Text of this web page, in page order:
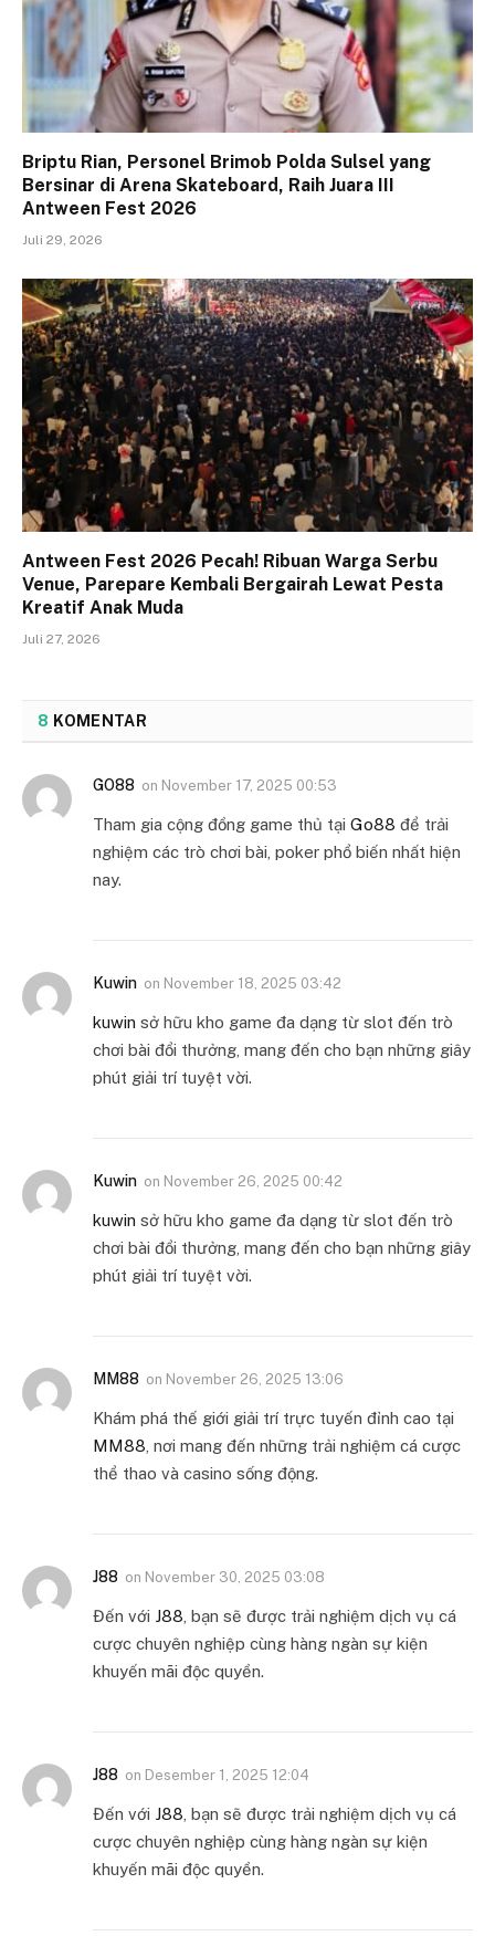
Briptu Rian, Personel Brimob Polda Sulsel yang
Bersinar di Arena Skateboard, Raih Juara III
Antween Fest 2026
Juli 29, 2026
Antween Fest 2026 Pecah! Ribuan Warga Serbu
Venue, Parepare Kembali Bergairah Lewat Pesta
Kreatif Anak Muda
Juli 27, 2026
8 KOMENTAR
GO88 on November 17, 2025 00:53
Tham gia cộng đồng game thủ tại Go88 để trải
nghiệm các trò chơi bài, poker phổ biến nhất hiện
nay.
Kuwin on November 18, 2025 03:42
kuwin sở hữu kho game đa dạng từ slot đến trò
chơi bài đổi thưởng, mang đến cho bạn những giây
phút giải trí tuyệt vời.
Kuwin on November 26, 2025 00:42
kuwin sở hữu kho game đa dạng từ slot đến trò
chơi bài đổi thưởng, mang đến cho bạn những giây
phút giải trí tuyệt vời.
MM88 on November 26, 2025 13:06
Khám phá thế giới giải trí trực tuyến đỉnh cao tại
MM88, nơi mang đến những trải nghiệm cá cược
thể thao và casino sống động.
J88 on November 30, 2025 03:08
Đến với J88, bạn sẽ được trải nghiệm dịch vụ cá
cược chuyên nghiệp cùng hàng ngàn sự kiện
khuyến mãi độc quyền.
J88 on Desember 1, 2025 12:04
Đến với J88, bạn sẽ được trải nghiệm dịch vụ cá
cược chuyên nghiệp cùng hàng ngàn sự kiện
khuyến mãi độc quyền.